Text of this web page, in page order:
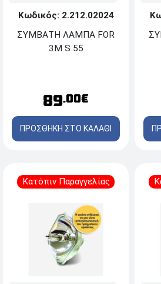
Κωδικός: 2.212.02024
ΣΥΜΒΑΤΗ ΛΑΜΠΑ FOR
3M S 55
89.00€
ΠΡΟΣΘΗΚΗ ΣΤΟ ΚΑΛΑΘΙ
Κατόπιν Παραγγελίας